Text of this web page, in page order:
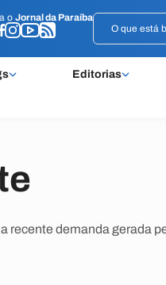
o Jornal da Paraíba
Editorias
o Jornal da Paraíba
recente demanda gerada